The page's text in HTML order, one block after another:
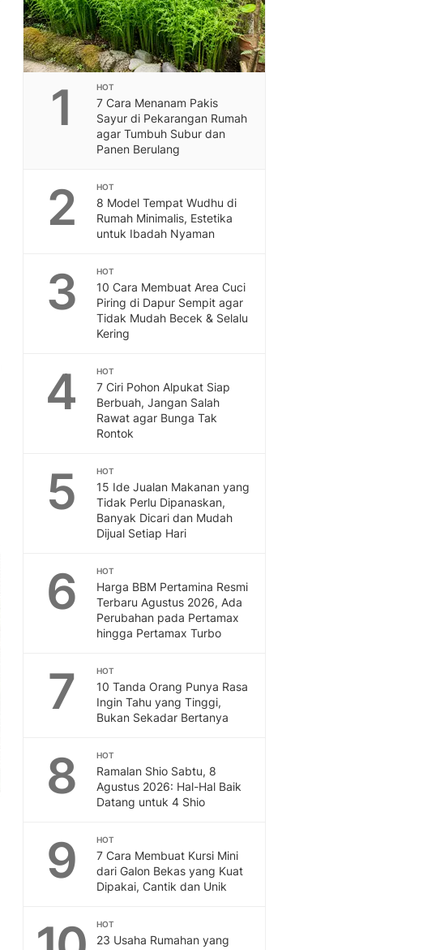
1 HOT
7 Cara Menanam Pakis
Sayur di Pekarangan Rumah
agar Tumbuh Subur dan
Panen Berulang
2 HOT
8 Model Tempat Wudhu di
Rumah Minimalis, Estetika
untuk Ibadah Nyaman
3 HOT
10 Cara Membuat Area Cuci
Piring di Dapur Sempit agar
Tidak Mudah Becek & Selalu
Kering
4 HOT
7 Ciri Pohon Alpukat Siap
Berbuah, Jangan Salah
Rawat agar Bunga Tak
Rontok
5 HOT
15 Ide Jualan Makanan yang
Tidak Perlu Dipanaskan,
Banyak Dicari dan Mudah
Dijual Setiap Hari
6 HOT
Harga BBM Pertamina Resmi
Terbaru Agustus 2026, Ada
Perubahan pada Pertamax
hingga Pertamax Turbo
7 HOT
10 Tanda Orang Punya Rasa
Ingin Tahu yang Tinggi,
Bukan Sekadar Bertanya
8 HOT
Ramalan Shio Sabtu, 8
Agustus 2026: Hal-Hal Baik
Datang untuk 4 Shio
9 HOT
7 Cara Membuat Kursi Mini
dari Galon Bekas yang Kuat
Dipakai, Cantik dan Unik
HOT
23 Usaha Rumahan yang